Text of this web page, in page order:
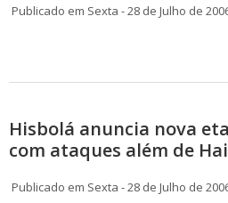
Publicado em Sexta - 28 de Julho de
Hisbolá anuncia nova
com ataques além de
Publicado em Sexta - 28 de Julho de